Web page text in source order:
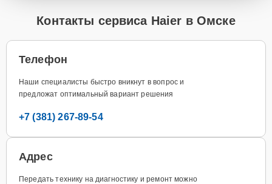
Контакты сервиса Haier в Омске
Телефон
Наши специалисты быстро вникнут в вопрос и
предложат оптимальный вариант решения
+7 (381) 267-89-54
Адрес
Передать технику на диагностику и ремонт можно